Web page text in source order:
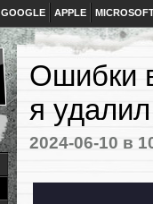
GOOGLE APPLE
Ошибки
я
2024-06-10 в